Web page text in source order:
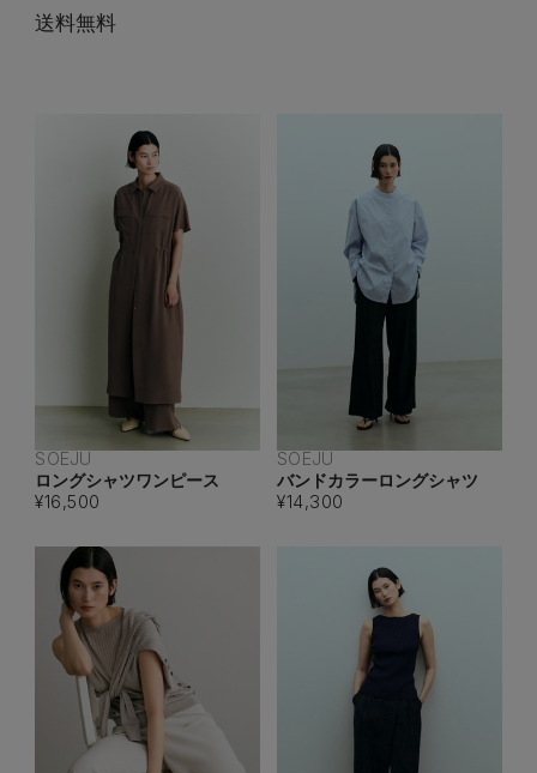
送料無料
SOEJU
ロングシャツワンピース
¥16,500
SOEJU
バンドカラーロングシャツ
¥14,300